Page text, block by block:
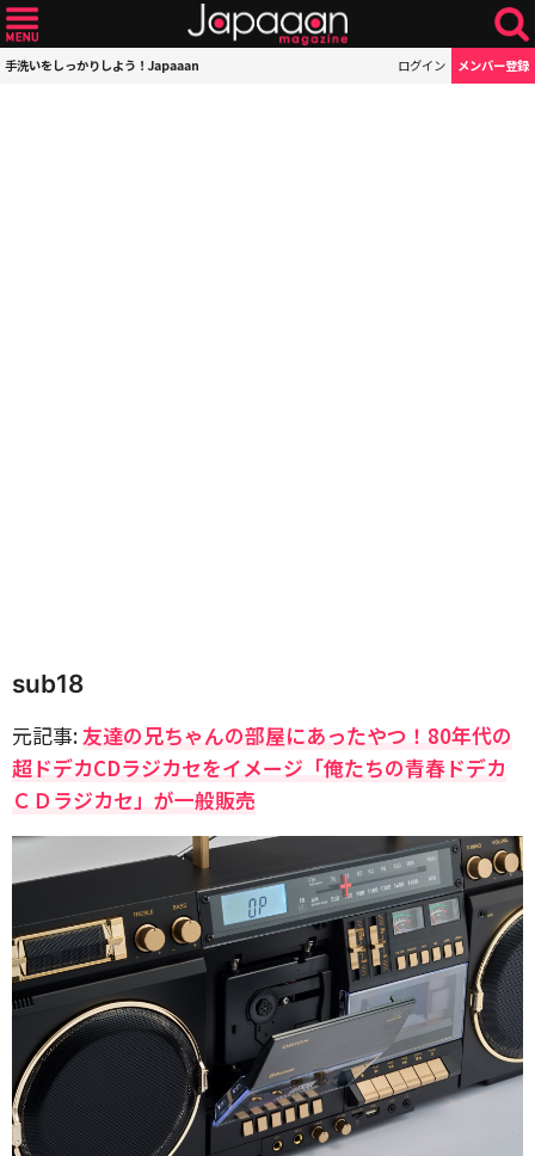
手洗いをしっかりしよう！Japaaan ログイン メンバー登録
sub18
元記事:友達の兄ちゃんの部屋にあったやつ！80年代の
超ドデカCDラジカセをイメージ「俺たちの青春ドデカ
ＣＤラジカセ」が一般販売